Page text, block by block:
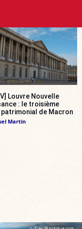
Louvre Nouvelle
: le troisième
de Macron
Martin